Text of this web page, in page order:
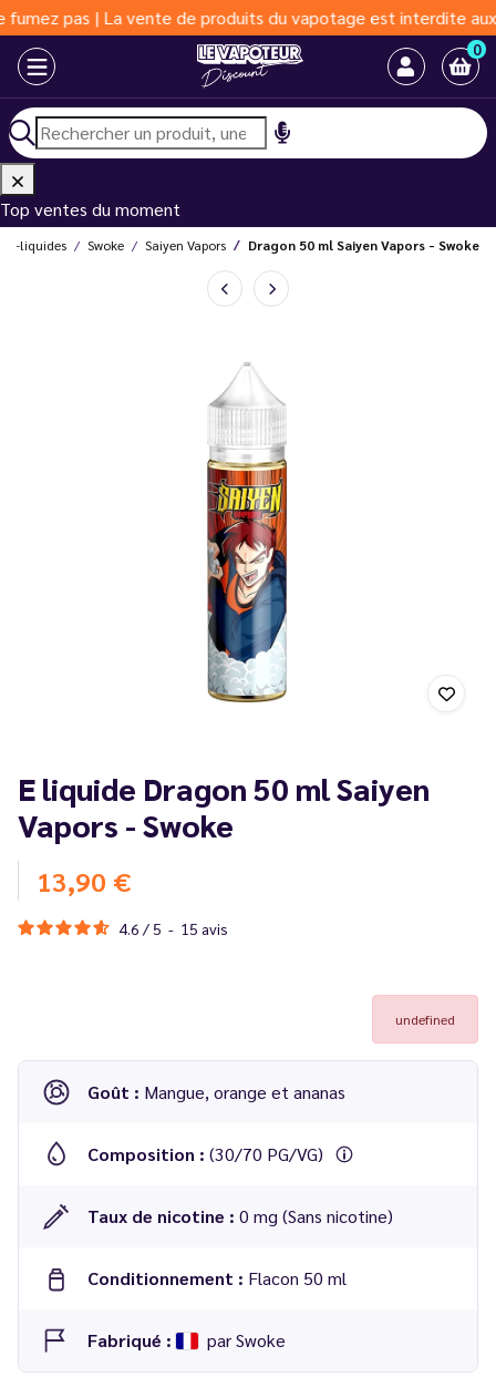
| La vente de produits du vapotage est interdite aux moins
0
Top ventes du moment
E-liquides Swoke Saiyen Vapors Dragon 50 ml Saiyen Vapors - Swoke
E liquide Dragon 50 ml Saiyen
Vapors - Swoke
13,90 €
4.6 / 5 - 15 avis
undefined
Goût : Mangue, orange et ananas
Composition : (30/70 PG/VG)
Taux de nicotine : 0 mg (Sans nicotine)
Conditionnement : Flacon 50 ml
Fabriqué : par Swoke